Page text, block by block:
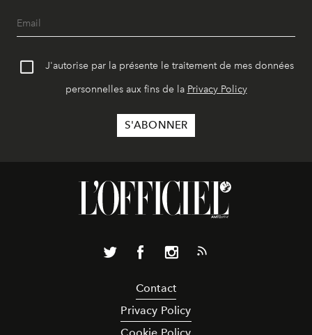
J'autorise par la présente le traitement de mes données
personnelles aux fins de la Privacy Policy
Contact
Privacy Policy